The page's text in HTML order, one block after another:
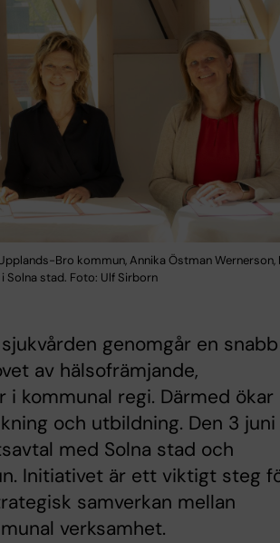
Bro kommun, Annika Östman Wernerson,
Solna stad. Foto: Ulf Sirborn
genomgår en snabb
av hälsofrämjande,
kommunal regi. Därmed ökar
och utbildning. Den 3 juni
med Solna stad och
Initiativet är ett viktigt steg
samverkan mellan
verksamhet.